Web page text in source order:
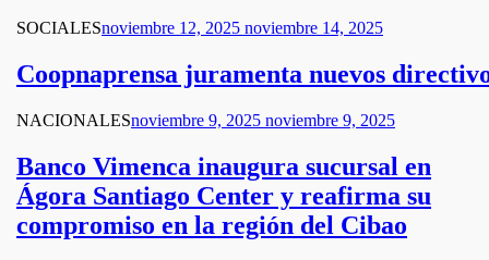
SOCIALESnoviembre 12, 2025 noviembre 14, 2025
Coopnaprensa juramenta nuevos
NACIONALESnoviembre 9, 2025 noviembre 9, 2025
Banco Vimenca inaugura sucursal en
Ágora Santiago Center y reafirma su
compromiso en la región del Cibao